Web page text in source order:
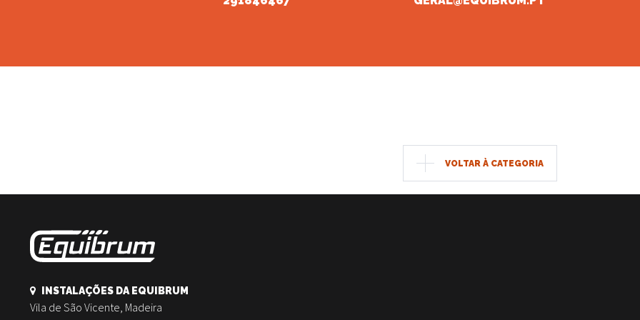
VOLTAR À CATEGORIA
INSTALAÇÕES DA EQUIBRUM
Vila de São Vicente, Madeira